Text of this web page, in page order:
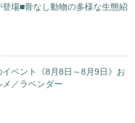
場■骨なし動物の多様な生態紹
ベント《8月8日～8月9日》お
／ラベンダー